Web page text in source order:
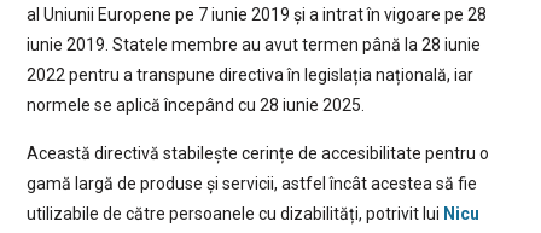
al Uniunii Europene pe 7 iunie 2019 și a intrat în vigoare pe 28
iunie 2019. Statele membre au avut termen până la 28 iunie
2022 pentru a transpune directiva în legislația națională, iar
normele se aplică începând cu 28 iunie 2025.
Această directivă stabilește cerințe de accesibilitate pentru o
gamă largă de produse și servicii, astfel încât acestea să fie
utilizabile de către persoanele cu dizabilități, potrivit lui Nicu